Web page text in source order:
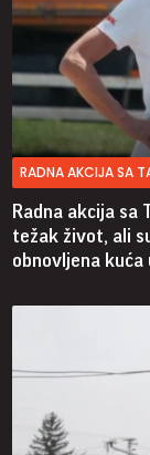
RADNA AKCIJA SA
Radna akcija sa
težak život, ali
obnovljena kuća